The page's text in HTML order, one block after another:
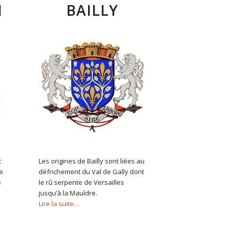
BAILLY
Les origines de Bailly sont liées au
défrichement du Val de Gally dont
le rû serpente de Versailles
jusqu’à la Mauldre.
Lire la suite…